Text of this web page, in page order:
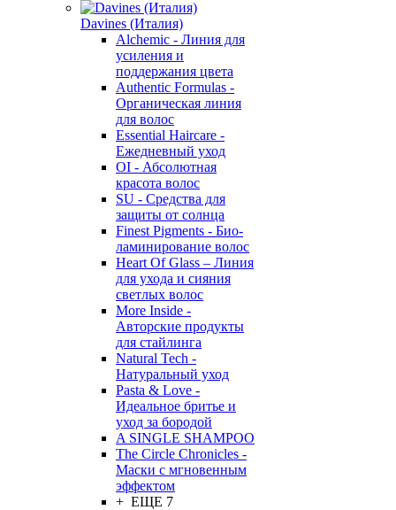
Davines (Италия)
Alchemic - Линия для
усиления и
поддержания цвета
Authentic Formulas -
Органическая линия
для волос
Essential Haircare -
Eжедневный уход
OI - Абсолютная
красота волос
SU - Средства для
защиты от солнца
Finest Pigments - Био-
ламинирование волос
Heart Of Glass – Линия
для ухода и сияния
светлых волос
More Inside -
Авторские продукты
для стайлинга
Natural Tech -
Натуральный уход
Pasta & Love -
Идеальное бритье и
уход за бородой
A SINGLE SHAMPOO
The Circle Chronicles -
Маски с мгновенным
эффектом
+ ЕЩЕ 7